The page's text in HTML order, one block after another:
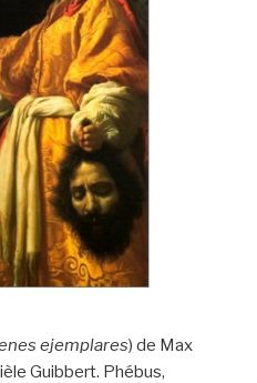
ejemplares) de Max
Guibbert. Phébus,